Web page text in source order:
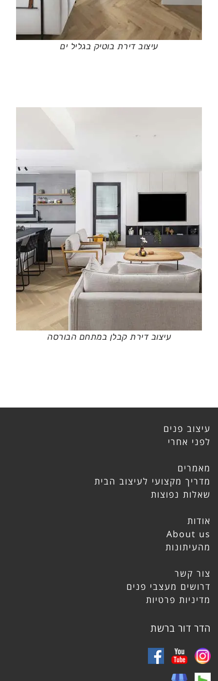
עיצוב דירת בוטיק בגליל ים
עיצוב דירת קבלן במתחם הבורסה
עיצוב פנים
לפני אחרי
מאמרים
מדריך מקצועי לעיצוב הבית
שאלות נפוצות
אודות
About us
מהעיתונות
צור קשר
דרושים מעצבי פנים
מדיניות פרטיות
הדר דור ברשת